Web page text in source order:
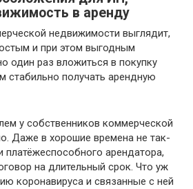
в аренду
недвижимости выглядит,
и при этом выгодным
один раз вложиться в покупку
стабильно получать арендную
у собственников коммерческой
Даже в хорошие времена не так-
платёжеспособного арендатора,
на длительный срок. Что уж
коронавируса и связанные с ней